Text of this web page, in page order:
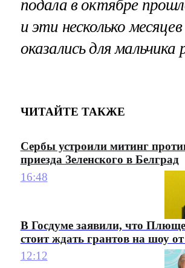
подала в октябре
и эти несколько месяцев
оказались для мальчика
ЧИТАЙТЕ ТАКЖЕ
Сербы устроили митинг
приезда Зеленского в Белград
16:48
В Госдуме заявили, что
стоит ждать грантов на шоу
12:12